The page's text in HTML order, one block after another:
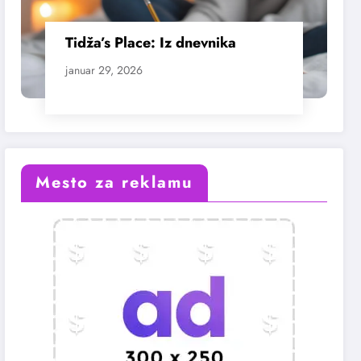
Tidža’s Place: Iz dnevnika
januar 29, 2026
Mesto za reklamu